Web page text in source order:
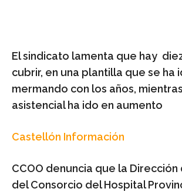
El sindicato lamenta que hay
cubrir, en una plantilla que se ha
mermando con los años,
asistencial ha ido en aumento
Castellón Información
CCOO denuncia que la
del Consorcio del Hospital